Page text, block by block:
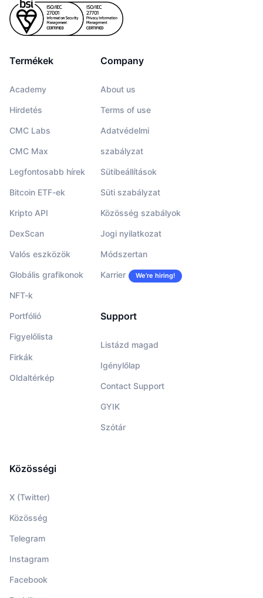
Termékek
Academy
Hirdetés
CMC Labs
CMC Max
Legfontosabb hírek
Bitcoin ETF-ek
Kripto API
DexScan
Valós eszközök
Globális grafikonok
NFT-k
Portfólió
Figyelőlista
Firkák
Oldaltérkép
Company
About us
Terms of use
Adatvédelmi
szabályzat
Sütibeállítások
Süti szabályzat
Közösség szabályok
Jogi nyilatkozat
Módszertan
Karrier We’re hiring!
Support
Listázd magad
Igénylőlap
Contact Support
GYIK
Szótár
Közösségi
X (Twitter)
Közösség
Telegram
Instagram
Facebook